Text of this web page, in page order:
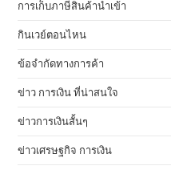
การเก็บภาษีสินค้านำเข้า
กินเวย์ตอนไหน
ข้อจำกัดทางการค้า
ข่าว การเงิน ที่น่าสนใจ
ข่าวการเงินสั้นๆ
ข่าวเศรษฐกิจ การเงิน